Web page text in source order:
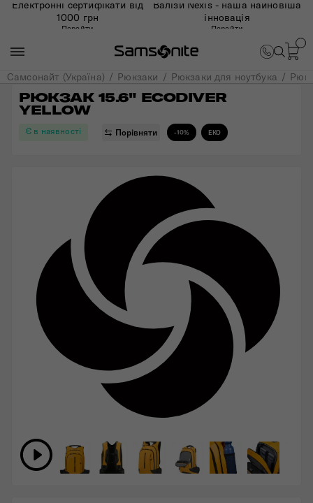
Електронні сертифікати від
1000 грн
Перейти
Валізи Nexis - наша найновіша
інновація
Перейти
Самсонайт (Україна) Рюкзаки Рюкзаки для ноутбука
Є в наявності Порівняти -10% ЕКО
РЮКЗАК 15.6" ECODIVER
YELLOW